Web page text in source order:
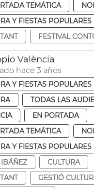
TEMÁTICA
Y FIESTAS POPULARES
FESTIVAL
València
hace 3 años
Y FIESTAS POPULARES
TODAS LAS
EN PORTADA
TEMÁTICA
Y FIESTAS POPULARES
CULTURA
GESTIÓ